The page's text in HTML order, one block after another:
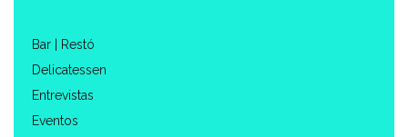
Bar | Restó
Delicatessen
Entrevistas
Eventos